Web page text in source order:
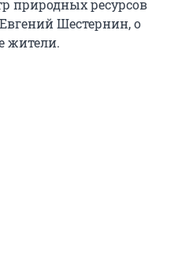
природных ресурсов
Шестернин, о
жители.